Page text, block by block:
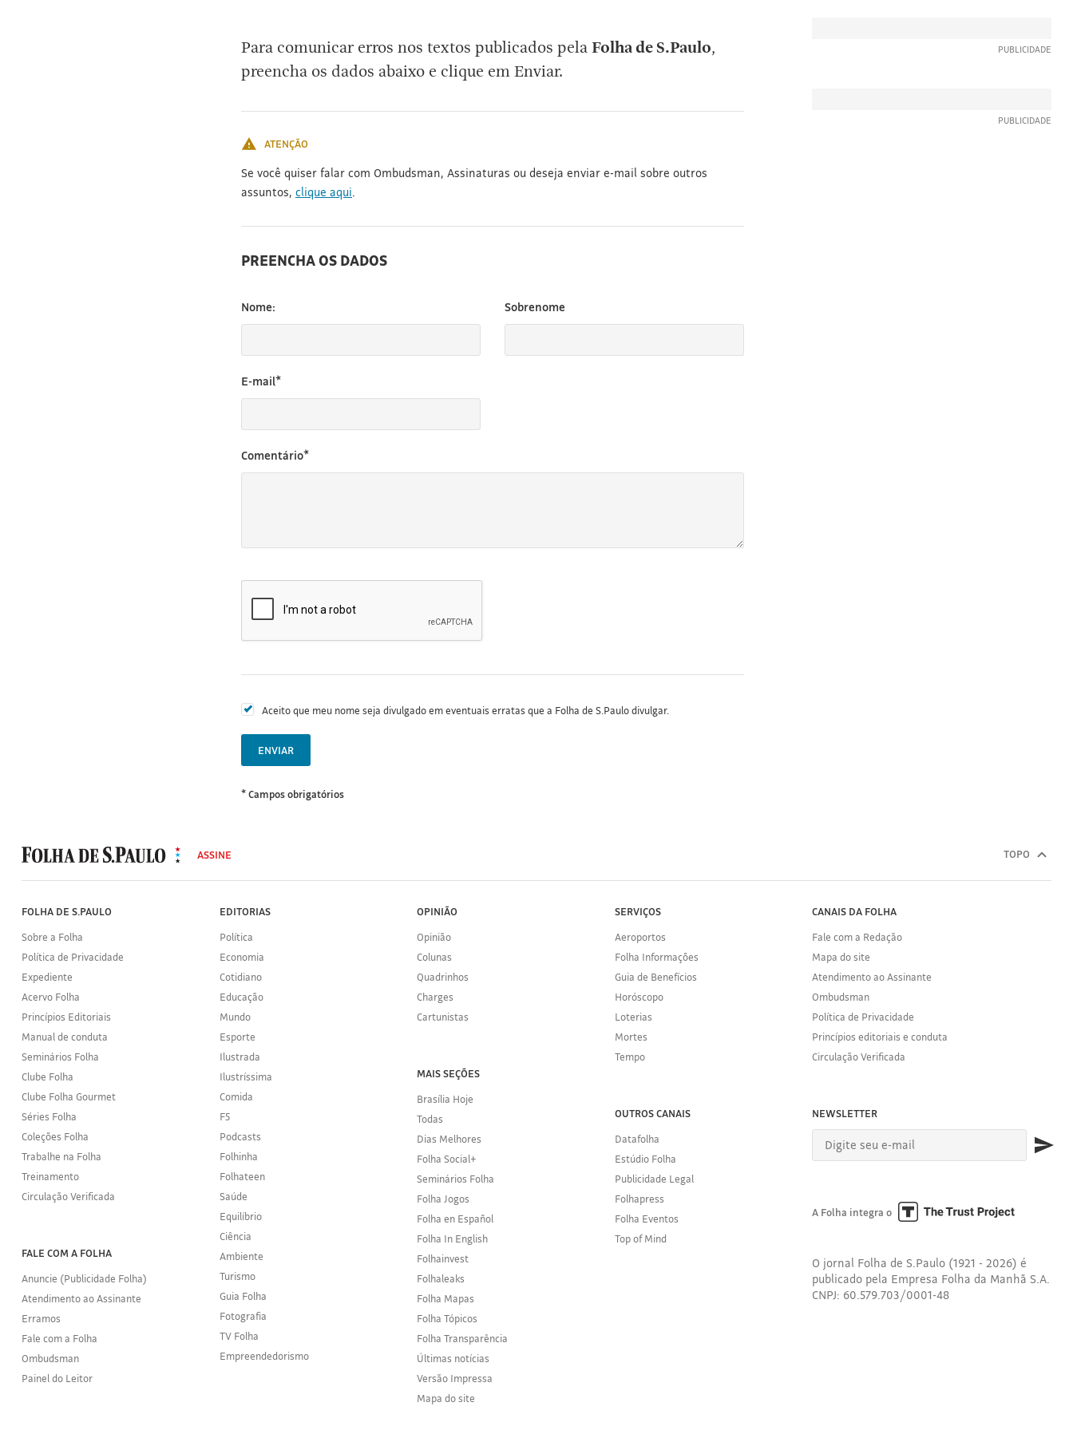
Para comunicar erros nos textos publicados pelaFolha de S.Paulo,
preencha os dados abaixo e clique em Enviar.
ATENÇÃO
Se você quiser falar com Ombudsman, Assinaturas ou deseja enviar e-mail sobre outros
assuntos, clique aqui.
PREENCHA OS DADOS
Nome: Sobrenome
E-mail*
Comentário*
Aceito que meu nome seja divulgado em eventuais erratas que a Folha de S.Paulo divulgar.
ENVIAR
* Campos obrigatórios
Folha
de
S.Paulo
ASSINE TOPO
FOLHA DE S.PAULO
Sobre a Folha
Política de Privacidade
Expediente
Acervo Folha
Princípios Editoriais
Manual de conduta
Seminários Folha
Clube Folha
Clube Folha Gourmet
Séries Folha
Coleções Folha
Trabalhe na Folha
Treinamento
Circulação Verificada
FALE COM A FOLHA
Anuncie (Publicidade Folha)
Atendimento ao Assinante
Erramos
Fale com a Folha
Ombudsman
Painel do Leitor
EDITORIAS
Política
Economia
Cotidiano
Educação
Mundo
Esporte
Ilustrada
Ilustríssima
Comida
F5
Podcasts
Folhinha
Folhateen
Saúde
Equilíbrio
Ciência
Ambiente
Turismo
Guia Folha
Fotografia
TV Folha
Empreendedorismo
OPINIÃO
Opinião
Colunas
Quadrinhos
Charges
Cartunistas
MAIS SEÇÕES
Brasília Hoje
Todas
Dias Melhores
Folha Social+
Seminários Folha
Folha Jogos
Folha en Español
Folha In English
Folhainvest
Folhaleaks
Folha Mapas
Folha Tópicos
Folha Transparência
Últimas notícias
Versão Impressa
Mapa do site
SERVIÇOS
Aeroportos
Folha Informações
Guia de Benefícios
Horóscopo
Loterias
Mortes
Tempo
OUTROS CANAIS
Datafolha
Estúdio Folha
Publicidade Legal
Folhapress
Folha Eventos
Top of Mind
CANAIS DA FOLHA
Fale com a Redação
Mapa do site
Atendimento ao Assinante
Ombudsman
Política de Privacidade
Princípios editoriais e conduta
Circulação Verificada
NEWSLETTER
A Folha integra o
O jornal Folha de S.Paulo (1921 - 2026) é
publicado pela Empresa Folha da Manhã S.A.
CNPJ: 60.579.703/0001-48